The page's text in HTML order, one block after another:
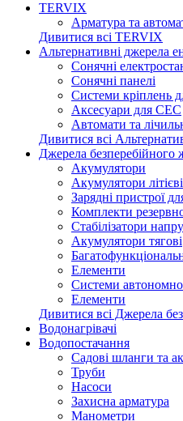
TERVIX
Арматура та
Дивитися всі TERVIX
Альтернативні джерела
Сонячні
Сонячні панелі
Системи кріплень
Аксесуари для СЕС
Автомати та
Дивитися всі
Джерела безперебійного
Акумулятори
Акумулятори літієві
Зарядні пристрої
Комплекти
Стабілізатори
Акумулятори тягові
Елементи
Системи
Елементи
Дивитися всі Джерела
Водонагрівачі
Водопостачання
Садові шланги та
Труби
Насоси
Захисна арматура
Манометри